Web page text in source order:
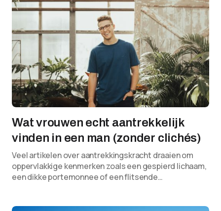
Wat vrouwen echt aantrekkelijk
vinden in een man (zonder clichés)
Veel artikelen over aantrekkingskracht draaien om
oppervlakkige kenmerken zoals een gespierd lichaam,
een dikke portemonnee of een flitsende…